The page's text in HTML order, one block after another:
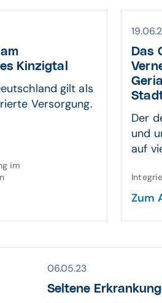
Kinzigtal
gilt als
Versorgung.
im
Das
Der
und
auf
Zum
06.05.23
Seltene